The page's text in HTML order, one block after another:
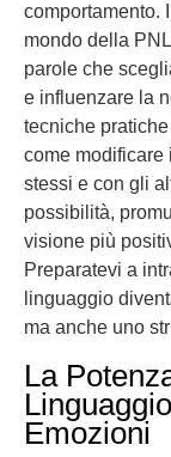
comportamento.
mondo della
parole che
e influenzare la
tecniche
come modificare
stessi e con gli
possibilità,
visione più
Preparatevi a
linguaggio
ma anche uno
La
Emozioni